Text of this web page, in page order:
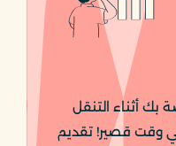
أثناء التنقل
في وقت قصير! تقديم